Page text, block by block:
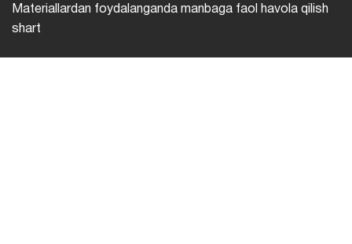
Materiallardan foydalanganda manbaga faol havola qilish
shart